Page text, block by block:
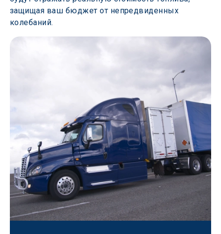
защищая ваш бюджет от непредвиденных
колебаний.